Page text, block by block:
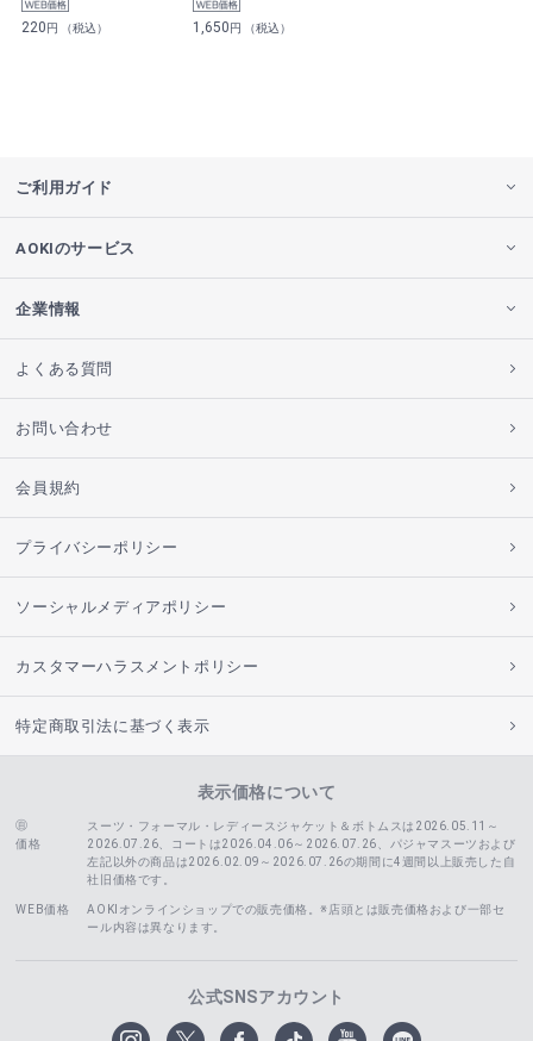
220円 （税込） 1,650円 （税込）
ご利用ガイド
AOKIのサービス
企業情報
よくある質問
お問い合わせ
会員規約
プライバシーポリシー
ソーシャルメディアポリシー
カスタマーハラスメントポリシー
特定商取引法に基づく表示
表示価格について
価格
スーツ・フォーマル・レディースジャケット＆ボトムスは2026.05.11～
2026.07.26、コートは2026.04.06～2026.07.26、 パジャマスーツおよび
左記以外の商品は2026.02.09～2026.07.26の期間に4週間以上販売した自
社旧価格です。
WEB価格
AOKIオンラインショップでの販売価格。※店頭とは販売価格および一部セ
ール内容は異なります。
公式SNSアカウント